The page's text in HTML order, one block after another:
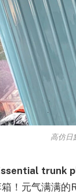
高仿日
trunk
！元气满满